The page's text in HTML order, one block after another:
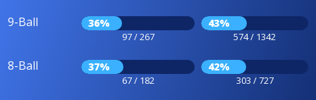
9-Ball 36%
97 / 267
43%
574 / 1342
8-Ball 37%
67 / 182
42%
303 / 727